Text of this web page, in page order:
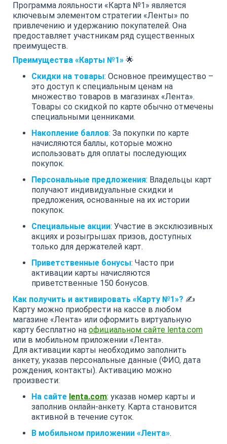
Программа лояльности «Карта №1» является
ключевым элементом стратегии «Ленты» по
привлечению и удержанию покупателей. Она
предоставляет участникам ряд существенных
преимуществ.
Преимущества «Карты №1» 🌟
Скидки на товары: Основное преимущество –
это доступ к специальным ценам на
множество товаров в магазинах «Лента».
Товары со скидкой по карте обычно отмечены
специальными ценниками.
Накопление баллов: За покупки по карте
начисляются баллы, которые можно
использовать для оплаты последующих
покупок.
Персональные предложения: Владельцы карт
получают индивидуальные скидки и
предложения, основанные на их истории
покупок.
Специальные акции: Участие в эксклюзивных
акциях и розыгрышах призов, доступных
только для держателей карт.
Приветственные бонусы: Часто при
активации карты начисляются
приветственные 150 бонусов.
Как получить и активировать «Карту №1»? ✍️
Карту можно приобрести на кассе в любом
магазине «Лента» или оформить виртуальную
карту бесплатно на официальном сайте lenta.com
или в мобильном приложении «Лента».
Для активации карты необходимо заполнить
анкету, указав персональные данные (ФИО, дата
рождения, контакты). Активацию можно
произвести:
На сайте lenta.com: указав номер карты и
заполнив онлайн-анкету. Карта становится
активной в течение суток.
В мобильном приложении «Лента».